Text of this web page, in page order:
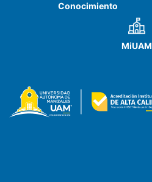
Conocimiento
MiUAM